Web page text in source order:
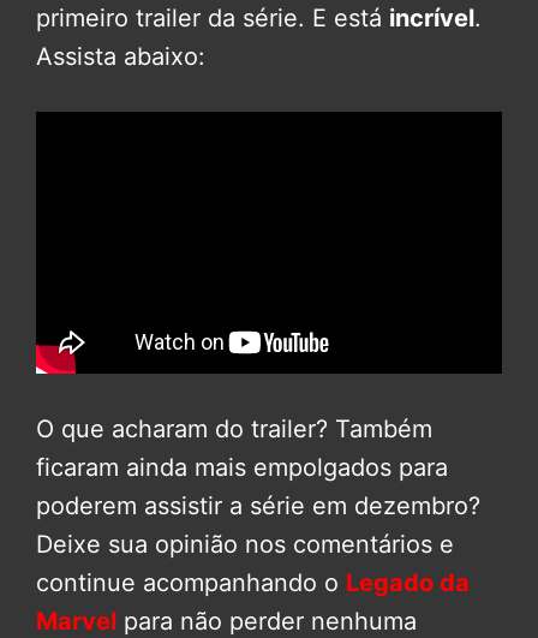
primeiro trailer da série. E está incrível.
Assista abaixo:
O que acharam do trailer? Também
ficaram ainda mais empolgados para
poderem assistir a série em dezembro?
Deixe sua opinião nos comentários e
continue acompanhando o Legado da
Marvel para não perder nenhuma